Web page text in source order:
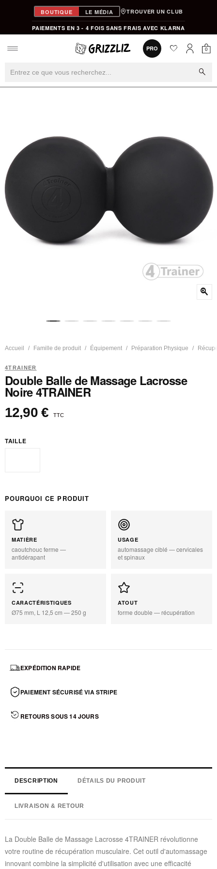
BOUTIQUE LE MÉDIA TROUVER UN CLUB
PAIEMENTS EN 3 - 4 FOIS SANS FRAIS AVEC KLARNA
PRO favorite0
0
search
zoom_in
Accueil Famille de produit Équipement Préparation Physique
4TRAINER
Double Balle de Massage Lacrosse
Noire 4TRAINER
12,90 € TTC
TAILLE
POURQUOI CE PRODUIT
MATIÈRE
caoutchouc ferme —
antidérapant
USAGE
automassage ciblé — cervicales
et spinaux
CARACTÉRISTIQUES
Ø75 mm, L 12,5 cm — 250 g
ATOUT
forme double — récupération
EXPÉDITION RAPIDE
PAIEMENT SÉCURISÉ VIA STRIPE
RETOURS SOUS 14 JOURS
DESCRIPTION DÉTAILS DU PRODUIT
LIVRAISON & RETOUR
La Double Balle de Massage Lacrosse 4TRAINER révolutionne
votre routine de récupération musculaire. Cet outil d'automassage
innovant combine la simplicité d'utilisation avec une efficacité